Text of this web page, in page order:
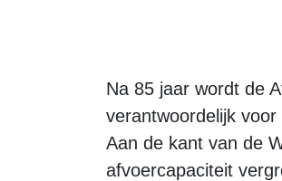
Na 85 jaar wordt de
verantwoordelijk
Aan de kant van de
afvoercapaciteit